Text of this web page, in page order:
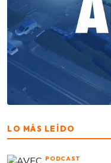
LO MÁS LEÍDO
PODCAST